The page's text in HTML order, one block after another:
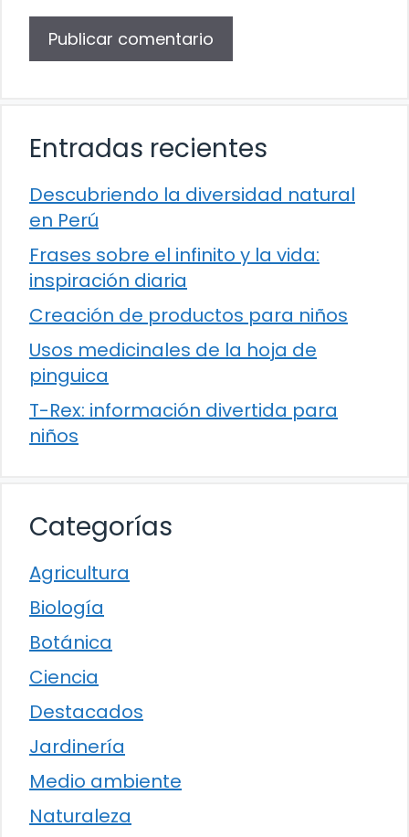
Entradas recientes
Descubriendo la diversidad natural
en Perú
Frases sobre el infinito y la vida:
inspiración diaria
Creación de productos para niños
Usos medicinales de la hoja de
pinguica
T-Rex: información divertida para
niños
Categorías
Agricultura
Biología
Botánica
Ciencia
Destacados
Jardinería
Medio ambiente
Naturaleza